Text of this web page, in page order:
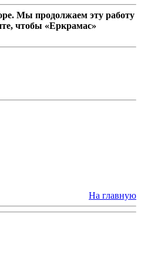
Мы продолжаем эту работу
чтобы «Еркрамас»
На главную